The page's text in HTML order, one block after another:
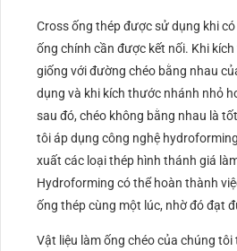
Cross ống thép được sử dụng khi
ống chính cần được kết nối. Khi
giống với đường chéo bằng nhau
dụng và khi kích thước nhánh nhỏ
sau đó, chéo không bằng nhau là
tôi áp dụng công nghệ
xuất các loại thép hình thánh giá
Hydroforming có thể hoàn thành
ống thép cùng một lúc, nhờ đó đạt
Vật liệu làm ống chéo của chúng